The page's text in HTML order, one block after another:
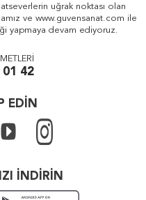
uğrak noktası olan
ve www.guvensanat.com ile
yapmaya devam ediyoruz.
01 42
EDİN
İNDİRİN